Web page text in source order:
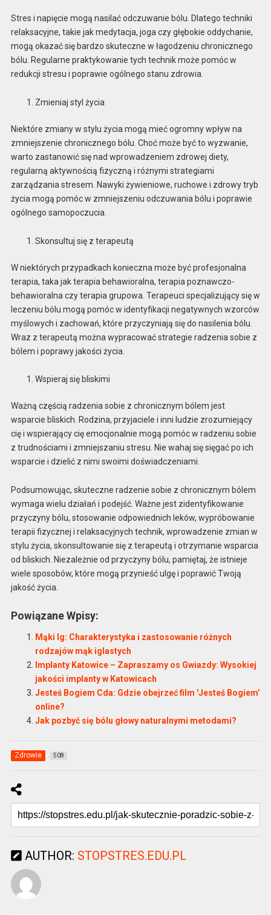
Stres i napięcie mogą nasilać odczuwanie bólu. Dlatego techniki
relaksacyjne, takie jak medytacja, joga czy głębokie oddychanie,
mogą okazać się bardzo skuteczne w łagodzeniu chronicznego
bólu. Regularne praktykowanie tych technik może pomóc w
redukcji stresu i poprawie ogólnego stanu zdrowia.
Zmieniaj styl życia
Niektóre zmiany w stylu życia mogą mieć ogromny wpływ na
zmniejszenie chronicznego bólu. Choć może być to wyzwanie,
warto zastanowić się nad wprowadzeniem zdrowej diety,
regularną aktywnością fizyczną i różnymi strategiami
zarządzania stresem. Nawyki żywieniowe, ruchowe i zdrowy tryb
życia mogą pomóc w zmniejszeniu odczuwania bólu i poprawie
ogólnego samopoczucia.
Skonsultuj się z terapeutą
W niektórych przypadkach konieczna może być profesjonalna
terapia, taka jak terapia behawioralna, terapia poznawczo-
behawioralna czy terapia grupowa. Terapeuci specjalizujący się w
leczeniu bólu mogą pomóc w identyfikacji negatywnych wzorców
myślowych i zachowań, które przyczyniają się do nasilenia bólu.
Wraz z terapeutą można wypracować strategie radzenia sobie z
bólem i poprawy jakości życia.
Wspieraj się bliskimi
Ważną częścią radzenia sobie z chronicznym bólem jest
wsparcie bliskich. Rodzina, przyjaciele i inni ludzie zrozumiejący
cię i wspierający cię emocjonalnie mogą pomóc w radzeniu sobie
z trudnościami i zmniejszaniu stresu. Nie wahaj się sięgać po ich
wsparcie i dzielić z nimi swoimi doświadczeniami.
Podsumowując, skuteczne radzenie sobie z chronicznym bólem
wymaga wielu działań i podejść. Ważne jest zidentyfikowanie
przyczyny bólu, stosowanie odpowiednich leków, wypróbowanie
terapii fizycznej i relaksacyjnych technik, wprowadzenie zmian w
stylu życia, skonsultowanie się z terapeutą i otrzymanie wsparcia
od bliskich. Niezależnie od przyczyny bólu, pamiętaj, że istnieje
wiele sposobów, które mogą przynieść ulgę i poprawić Twoją
jakość życia.
Powiązane Wpisy:
Mąki Ig: Charakterystyka i zastosowanie różnych
rodzajów mąk iglastych
Implanty Katowice – Zapraszamy os Gwiazdy: Wysokiej
jakości implanty w Katowicach
Jesteś Bogiem Cda: Gdzie obejrzeć film 'Jesteś Bogiem’
online?
Jak pozbyć się bólu głowy naturalnymi metodami?
Zdrowie 508
AUTHOR: STOPSTRES.EDU.PL